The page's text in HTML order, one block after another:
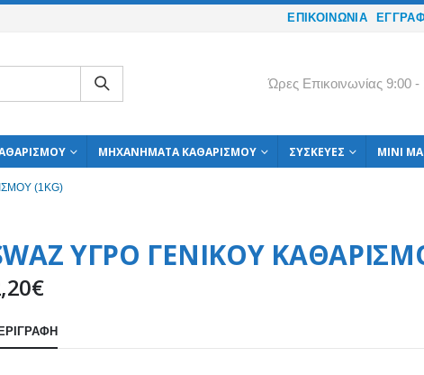
ΕΠΙΚΟΙΝΩΝΙΑ
Ώρες Eπικοινωνίας 9:00 -
ΜΗΧΑΝΉΜΑΤΑ ΚΑΘΑΡΙΣΜΟΎ ΣΥΣΚΕΥΈΣ MINI
(1KG)
ΥΓΡΟ ΓΕΝΙΚΟΥ
€